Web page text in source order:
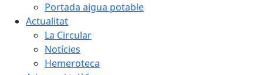
Portada aigua potable
Actualitat
La Circular
Notícies
Hemeroteca